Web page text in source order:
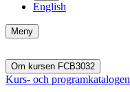
English
Meny
Om kursen FCB3032
Kurs- och programkatalogen